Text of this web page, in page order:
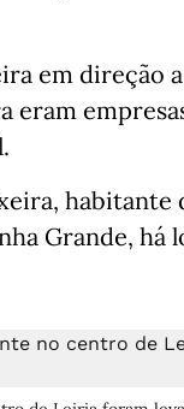
em direção
eram
habitante
Grande, há